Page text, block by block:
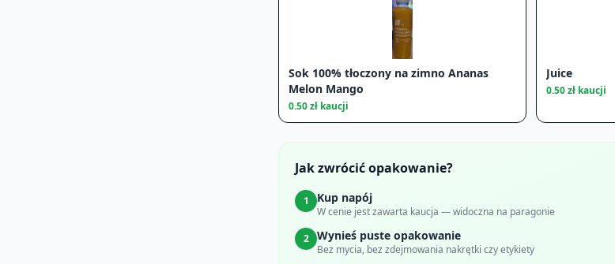
Sok 100% tłoczony na zimno Ananas
Melon Mango
0.50zł kaucji
Juice
0.50zł kaucji
Jak zwrócić opakowanie?
1 Kup napój
W cenie jest zawarta kaucja — widoczna na paragonie
2
Wynieś puste opakowanie
Bez mycia, bez zdejmowania nakrętki czy etykiety